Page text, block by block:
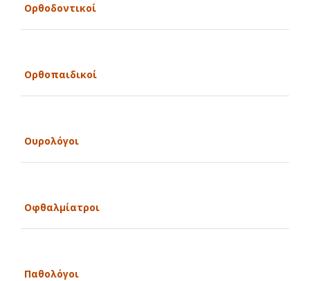
Ορθοδοντικοί
Ορθοπαιδικοί
Ουρολόγοι
Οφθαλμίατροι
Παθολόγοι